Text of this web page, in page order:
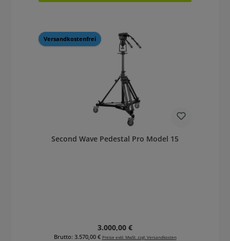
Versandkostenfrei
Second Wave Pedestal Pro Model 15
Regulärer Preis:
3.000,00 €
Brutto: 3.570,00 € Preise exkl. MwSt. zzgl. Versandkosten